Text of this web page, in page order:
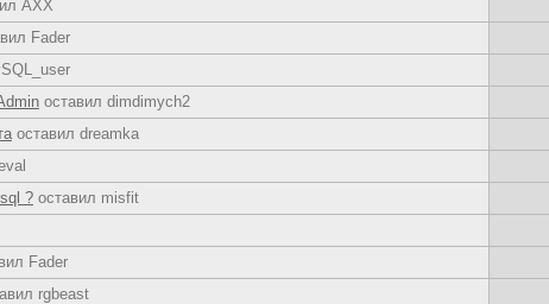
AXX
Fader
оставил dimdimych2
оставил dreamka
? оставил misfit
Fader
rgbeast